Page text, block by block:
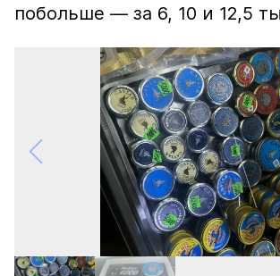
побольше — за 6, 10 и 12,5